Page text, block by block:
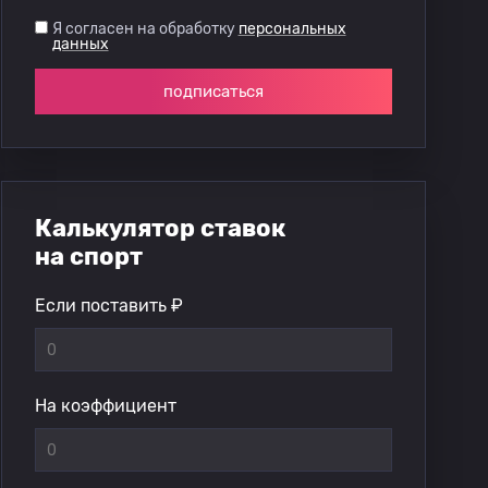
Я согласен на обработку персональных
данных
подписаться
Калькулятор ставок
на спорт
Если поставить ₽
На коэффициент